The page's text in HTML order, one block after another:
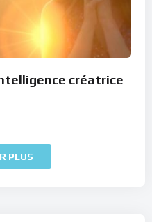
créatrice
PLUS